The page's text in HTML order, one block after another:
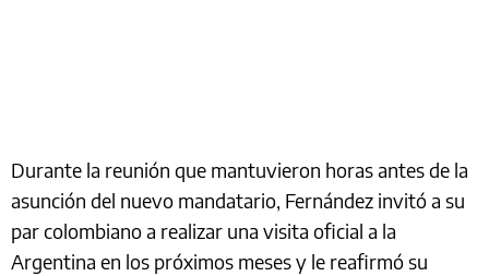
Durante la reunión que mantuvieron horas antes de la
asunción del nuevo mandatario, Fernández invitó a su
par colombiano a realizar una visita oficial a la
Argentina en los próximos meses y le reafirmó su